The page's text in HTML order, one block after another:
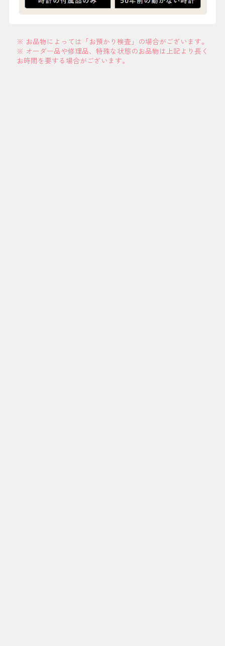
※ お品物によっては「お預かり検査」の場合がございます。
※ オーダー品や修理品、特殊な状態のお品物は上記より長く
お時間を要する場合がございます。